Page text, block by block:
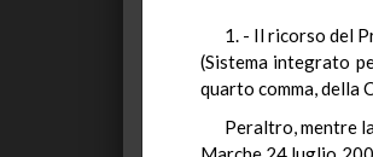
1. - Il ricorso del
(Sistema integrato
quarto comma, della
Peraltro, mentre